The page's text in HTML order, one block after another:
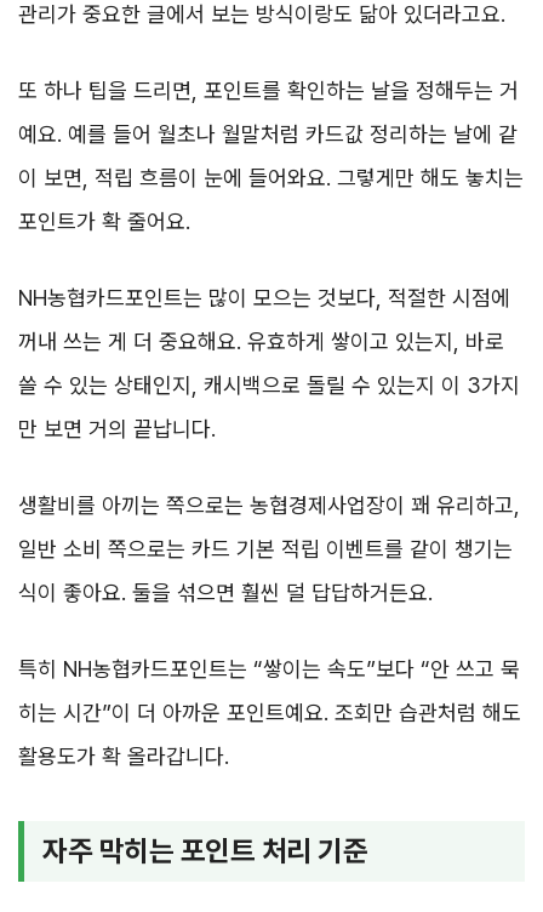
관리가 중요한 글에서 보는 방식이랑도 닮아 있더라고요.
또 하나 팁을 드리면, 포인트를 확인하는 날을 정해두는 거
예요. 예를 들어 월초나 월말처럼 카드값 정리하는 날에 같
이 보면, 적립 흐름이 눈에 들어와요. 그렇게만 해도 놓치는
포인트가 확 줄어요.
NH농협카드포인트는 많이 모으는 것보다, 적절한 시점에
꺼내 쓰는 게 더 중요해요. 유효하게 쌓이고 있는지, 바로
쓸 수 있는 상태인지, 캐시백으로 돌릴 수 있는지 이 3가지
만 보면 거의 끝납니다.
생활비를 아끼는 쪽으로는 농협경제사업장이 꽤 유리하고,
일반 소비 쪽으로는 카드 기본 적립 이벤트를 같이 챙기는
식이 좋아요. 둘을 섞으면 훨씬 덜 답답하거든요.
특히 NH농협카드포인트는 “쌓이는 속도”보다 “안 쓰고 묵
히는 시간”이 더 아까운 포인트예요. 조회만 습관처럼 해도
활용도가 확 올라갑니다.
자주 막히는 포인트 처리 기준